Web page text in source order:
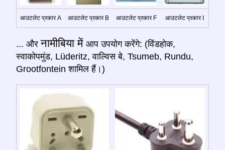
आउटलेट प्रकार A आउटलेट प्रकार B आउटलेट प्रकार F आउटलेट प्रकार I
... औरनामीबिया में आप उपयोग करेंगे: (विंडहोक,
स्वाकोपमुंड, Lüderitz, वाल्विस बे, Tsumeb, Rundu,
Grootfontein शामिल हैं।)